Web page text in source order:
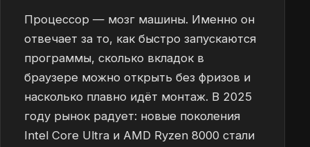
Процессор — мозг машины. Именно он
отвечает за то, как быстро запускаются
программы, сколько вкладок в
браузере можно открыть без фризов и
насколько плавно идёт монтаж. В 2025
году рынок радует: новые поколения
Intel Core Ultra и AMD Ryzen 8000 стали